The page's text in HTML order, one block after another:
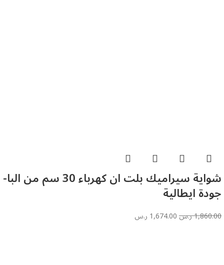
شواية سيراميك بلت ان كهرباء 30 سم من البا-
جودة ايطالية
1,860.00ر.س1,674.00 ر.س